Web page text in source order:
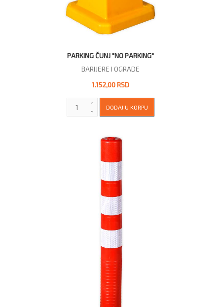
PARKING ČUNJ "NO PARKING"
BARIJERE I OGRADE
1.152,00 RSD